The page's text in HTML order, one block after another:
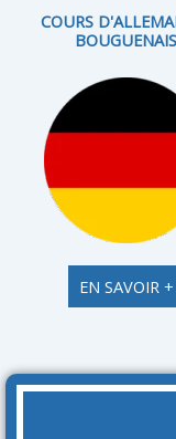
COURS
BOUGUENAIS
EN SAVOIR +